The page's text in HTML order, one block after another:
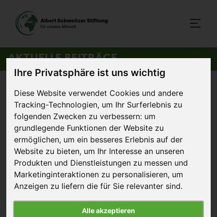
Ihre Privatsphäre ist uns wichtig
Diese Website verwendet Cookies und andere
Tracking-Technologien, um Ihr Surferlebnis zu
folgenden Zwecken zu verbessern: um
grundlegende Funktionen der Website zu
ermöglichen, um ein besseres Erlebnis auf der
Website zu bieten, um Ihr Interesse an unseren
Produkten und Dienstleistungen zu messen und
Marketinginteraktionen zu personalisieren, um
Anzeigen zu liefern die für Sie relevanter sind.
Alle akzeptieren
AKTUELLE BEITRÄGE
16. Februar 2012
Discounter beenden Hummer-
Verkauf
Pressemitteilung
Mitwelt führt derzeit mit dem